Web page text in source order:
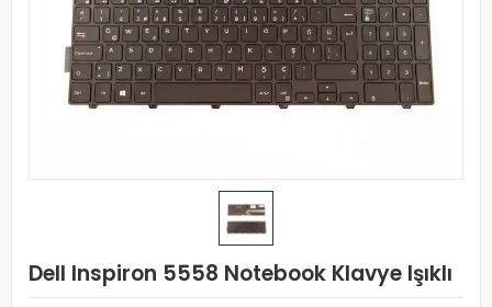
Dell Inspiron 5558 Notebook Klavye Işıklı